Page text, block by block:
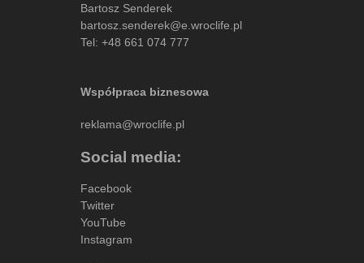
Bartosz Senderek
bartosz.senderek@e.wroclife.pl
Tel: +48 661 074 777
Współpraca biznesowa
reklama@wroclife.pl
Social media:
Facebook
Twitter
YouTube
Instagram